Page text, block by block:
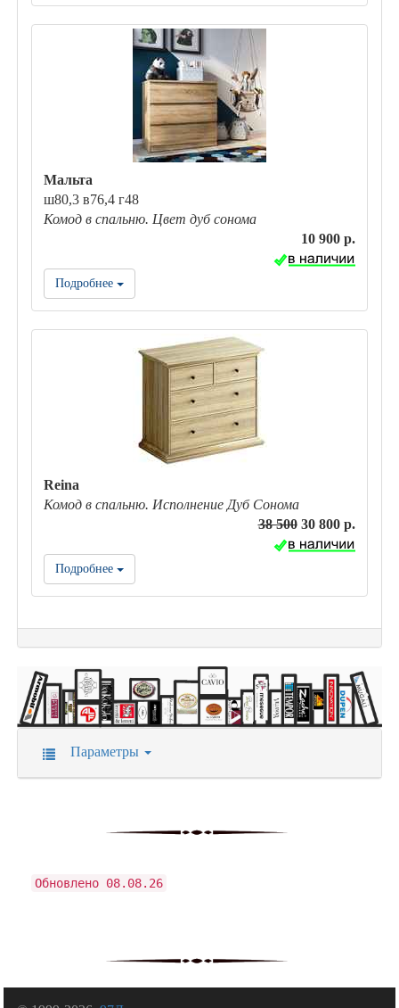
Мальта
ш80,3 в76,4 г48
Комод в спальню. Цвет дуб сонома
10 900 р.
Подробнее
Reina
Комод в спальню. Исполнение Дуб Сонома
38 50030 800 р.
Подробнее
Параметры
Обновлено 08.08.26